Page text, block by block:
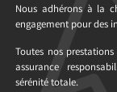
Nous adhérons à la
engagement pour des
Toutes nos
assurance
sérénité totale.